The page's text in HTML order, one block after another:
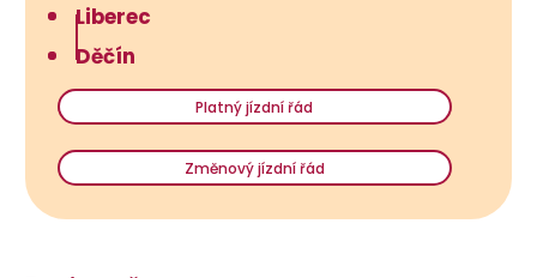
Liberec
Děčín
Platný jízdní řád
Změnový jízdní řád